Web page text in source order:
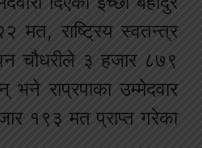
मत, राष्ट्रिय स्वतन्त्र
चौधरीले ३ हजार ८७९
राप्रपाका उम्मेदवार
१९३ मत प्राप्त गरेका